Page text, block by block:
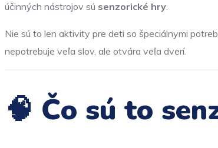
účinných nástrojov sú senzorické hry
Nie sú to len aktivity pre deti so špeciálnymi
nepotrebuje veľa slov, ale otvára veľa dverí.
🧠 Čo sú to